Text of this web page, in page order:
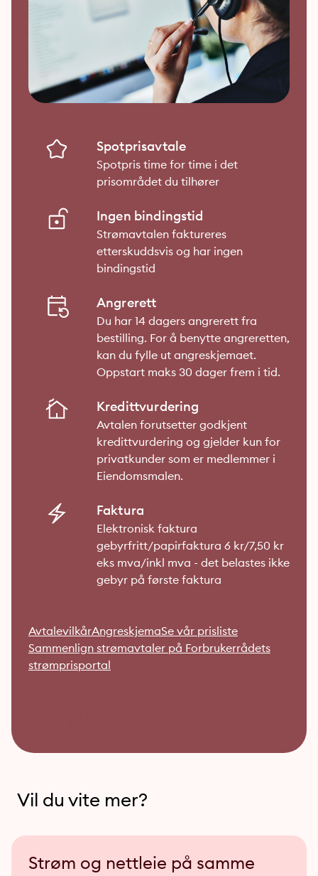
Spotprisavtale
Spotpris time for time i det
prisområdet du tilhører
Ingen bindingstid
Strømavtalen faktureres
etterskuddsvis og har ingen
bindingstid
Angrerett
Du har 14 dagers angrerett fra
bestilling. For å benytte angreretten,
kan du fylle ut angreskjemaet.
Oppstart maks 30 dager frem i tid.
Kredittvurdering
Avtalen forutsetter godkjent
kredittvurdering og gjelder kun for
privatkunder som er medlemmer i
Eiendomsmalen.
Faktura
Elektronisk faktura
gebyrfritt/papirfaktura 6 kr/7,50 kr
eks mva/inkl mva - det belastes ikke
gebyr på første faktura
AvtalevilkårAngreskjemaSe vår prisliste
Sammenlign strømavtaler på Forbrukerrådets
strømprisportal
Vil du vite mer?
Strøm og nettleie på samme